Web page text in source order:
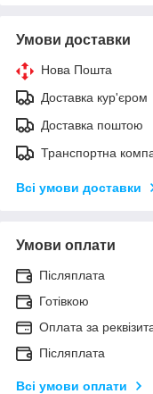
Умови доставки
Нова Пошта
Доставка кур'єром
Доставка поштою
Транспортна
Всі умови доставки
Умови оплати
Післяплата
Готівкою
Оплата за
Післяплата
Всі умови оплати